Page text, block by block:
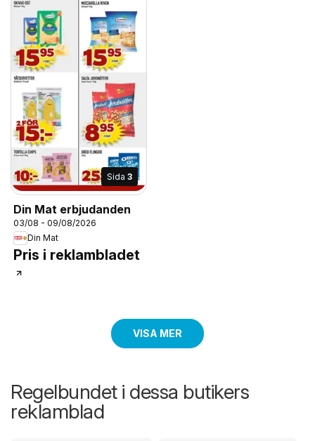
Sida 3
Din Mat erbjudanden
03/08 - 09/08/2026
Din Mat
Pris i reklambladet
VISA MER
Regelbundet i dessa butikers
reklamblad